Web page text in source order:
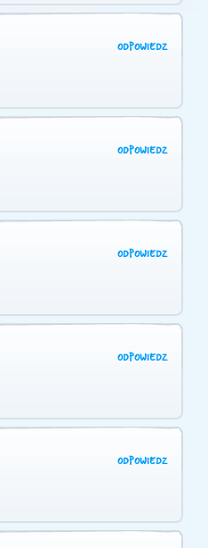
ODPOWIEDZ
ODPOWIEDZ
ODPOWIEDZ
ODPOWIEDZ
ODPOWIEDZ